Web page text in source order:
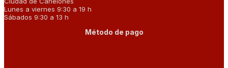
Lunes a viernes 9:30 a 19 h
Sábados 9:30 a 13 h
Método de pago